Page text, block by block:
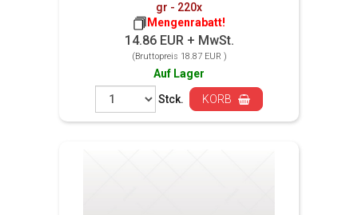
gr - 220x
Mengenrabatt!
14.86 EUR + MwSt.
(Bruttopreis 18.87 EUR )
Auf Lager
Stck.
KORB